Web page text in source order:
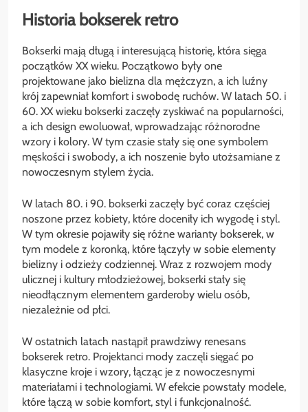
Historia bokserek retro
Bokserki mają długą i interesującą historię, która sięga
początków XX wieku. Początkowo były one
projektowane jako bielizna dla mężczyzn, a ich luźny
krój zapewniał komfort i swobodę ruchów. W latach 50. i
60. XX wieku bokserki zaczęły zyskiwać na popularności,
a ich design ewoluował, wprowadzając różnorodne
wzory i kolory. W tym czasie stały się one symbolem
męskości i swobody, a ich noszenie było utożsamiane z
nowoczesnym stylem życia.
W latach 80. i 90. bokserki zaczęły być coraz częściej
noszone przez kobiety, które doceniły ich wygodę i styl.
W tym okresie pojawiły się różne warianty bokserek, w
tym modele z koronką, które łączyły w sobie elementy
bielizny i odzieży codziennej. Wraz z rozwojem mody
ulicznej i kultury młodzieżowej, bokserki stały się
nieodłącznym elementem garderoby wielu osób,
niezależnie od płci.
W ostatnich latach nastąpił prawdziwy renesans
bokserek retro. Projektanci mody zaczęli sięgać po
klasyczne kroje i wzory, łącząc je z nowoczesnymi
materiałami i technologiami. W efekcie powstały modele,
które łączą w sobie komfort, styl i funkcjonalność.